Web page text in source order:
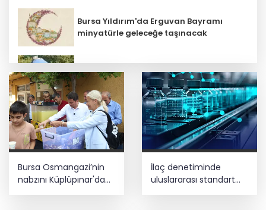
Bursa Yıldırım'da Erguvan Bayramı
minyatürle geleceğe taşınacak
kamu alanına döküme 150 bin TL ceza
CHP, Menderes Belediye Başkanı İlkay
Çiçek'i kesin ihraç talebiyle disipline
sevk etti
Ankara'da uyuşturucu ve fuhuş 8
gözaltı
Bursa Osmangazi’nin
nabzını Küplüpınar'da
İlaç denetiminde
uluslararası standart